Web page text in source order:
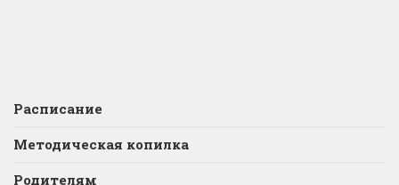
Расписание
Методическая копилка
Родителям